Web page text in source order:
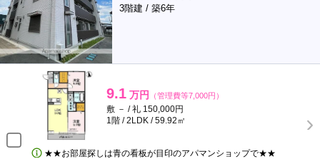
3階建 / 築6年
9.1 万円 （管理費等7,000円）
敷 － / 礼 150,000円
1階 / 2LDK / 59.92㎡
★★お部屋探しは青の看板が目印のアパマンショップで★★